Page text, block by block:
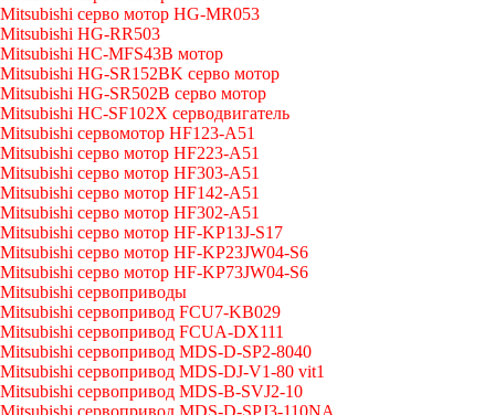
Mitsubishi серво мотор HG-MR053
Mitsubishi HG-RR503
Mitsubishi HC-MFS43B мотор
Mitsubishi HG-SR152BK серво мотор
Mitsubishi HG-SR502B серво мотор
Mitsubishi HC-SF102X серводвигатель
Mitsubishi сервомотор HF123-A51
Mitsubishi серво мотор HF223-A51
Mitsubishi серво мотор HF303-A51
Mitsubishi серво мотор HF142-A51
Mitsubishi серво мотор HF302-A51
Mitsubishi серво мотор HF-KP13J-S17
Mitsubishi серво мотор HF-KP23JW04-S6
Mitsubishi серво мотор HF-KP73JW04-S6
Mitsubishi сервоприводы
Mitsubishi сервопривод FCU7-KB029
Mitsubishi сервопривод FCUA-DX111
Mitsubishi сервопривод MDS-D-SP2-8040
Mitsubishi сервопривод MDS-DJ-V1-80 vit1
Mitsubishi сервопривод MDS-B-SVJ2-10
Mitsubishi сервопривод MDS-D-SPJ3-110NA